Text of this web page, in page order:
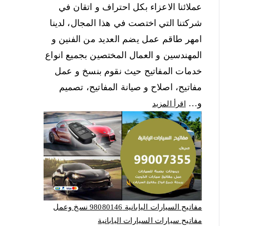
عملائنا الاعزاء بكل احتراف و اتقان في
شركتنا التي اختصت في هذا المجال، لدينا
امهر طاقم عمل يضم العديد من الفنين و
المهندسين و العمال المختصين بجميع انواع
خدمات المفاتيح حيث نقوم بنسخ و عمل
مفاتيح، اصلاح و صيانة المفاتيح، تصميم
و…
اقرأ المزيد
مفاتيح السيارات اليابانية 98080146‬ نسخ وعمل
مفاتيح سيارات السيارات اليابانية